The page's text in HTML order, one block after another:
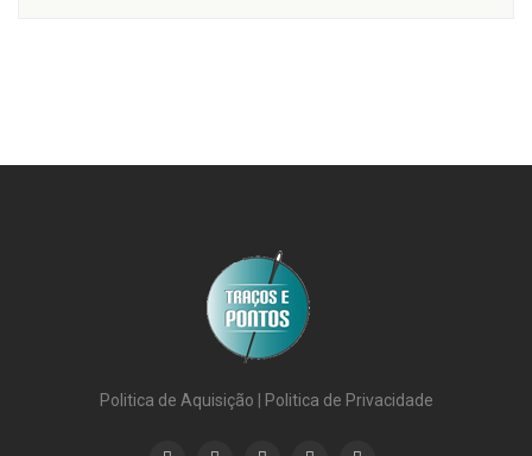
Politica de Aquisição Politica de Privacidade